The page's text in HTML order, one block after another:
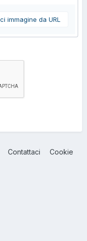
immagine da URL
Contattaci Cookie